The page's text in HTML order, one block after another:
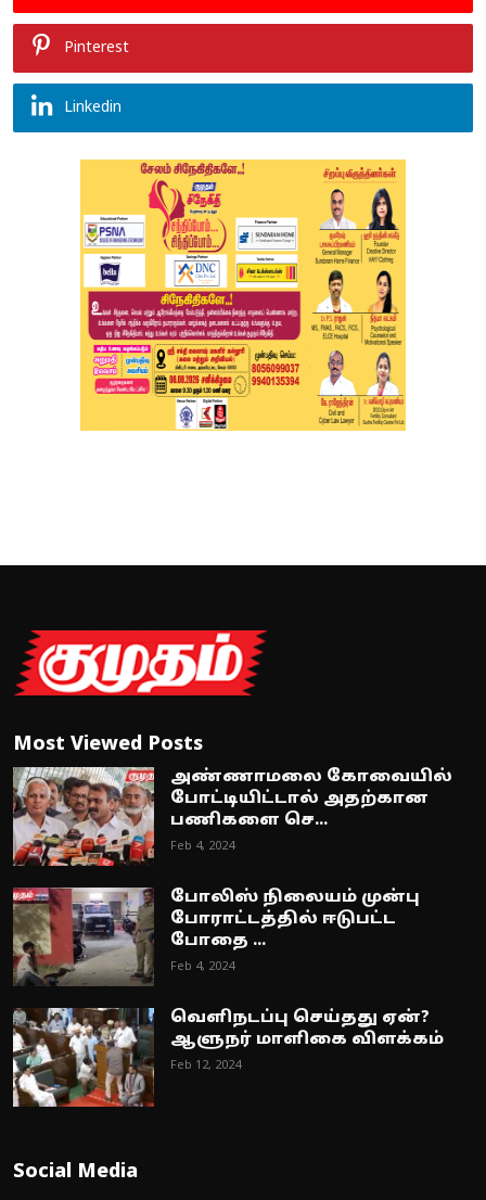
Pinterest
Linkedin
Most Viewed Posts
அண்ணாமலை கோவையில்
போட்டியிட்டால் அதற்கான
பணிகளை செ...
Feb 4, 2024
போலிஸ் நிலையம் முன்பு
போராட்டத்தில் ஈடுபட்ட
போதை ...
Feb 4, 2024
வெளிநடப்பு செய்தது ஏன்?
ஆளுநர் மாளிகை விளக்கம்
Feb 12, 2024
Social Media